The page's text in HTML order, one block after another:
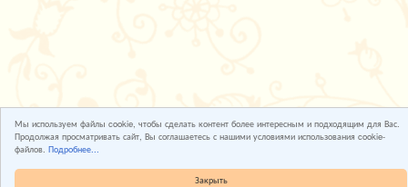
Закрыть
Мы используем файлы cookie, чтобы сделать контент более интересным и подходящим для Вас.
Продолжая просматривать сайт, Вы соглашаетесь с нашими условиями использования cookie-
файлов. Подробнее...